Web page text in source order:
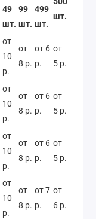
49
шт.
99
шт.
499
шт.
шт.
от
10
р.
от
8 р.
от 6
р.
от
5 р.
от
10
р.
от
8 р.
от 6
р.
от
5 р.
от
10
р.
от
8 р.
от 6
р.
от
5 р.
от
10
р.
от
8 р.
от 7
р.
от
6 р.